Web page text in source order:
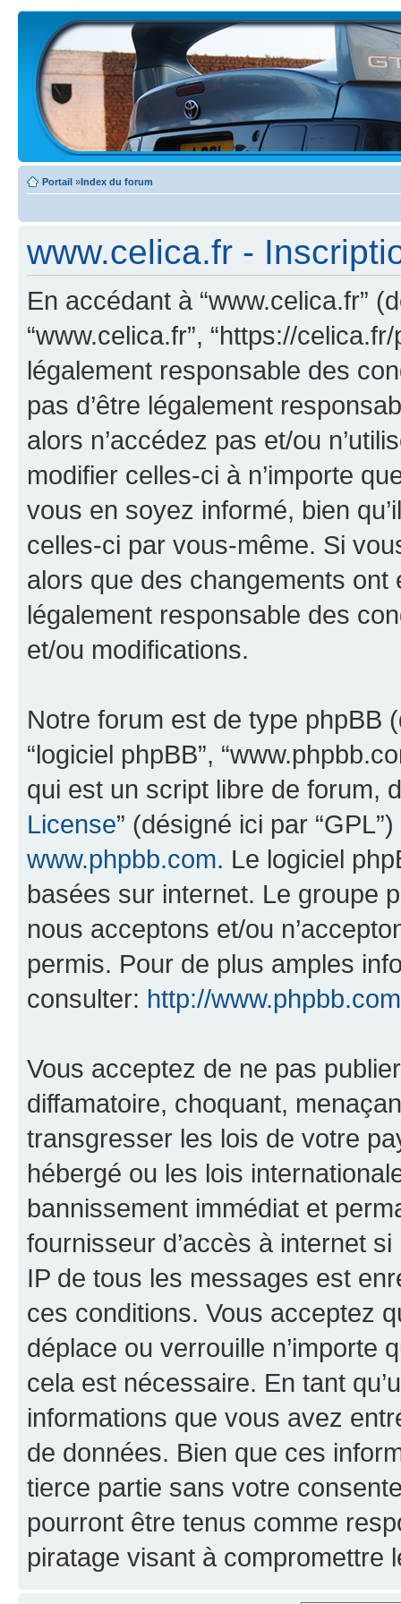
Portail »Index du forum
www.celica.fr -
En accédant à “www.celica.fr”
“www.celica.fr”, “https://
légalement responsable des
pas d’être légalement
alors n’accédez pas et/ou
modifier celles-ci à n’importe
vous en soyez informé, bien
celles-ci par vous-même. Si
alors que des changements ont
légalement responsable des
et/ou modifications.
Notre forum est de type phpBB
“logiciel phpBB”,
qui est un script libre de forum,
License” (désigné ici par
www.phpbb.com. Le logiciel
basées sur internet. Le groupe
nous acceptons et/ou
permis. Pour de plus amples
consulter: http://
Vous acceptez de ne pas
diffamatoire, choquant,
transgresser les lois de votre
hébergé ou les lois
bannissement immédiat et
fournisseur d’accès à internet
IP de tous les messages est
ces conditions. Vous acceptez
déplace ou verrouille n’importe
cela est nécessaire. En tant
informations que vous avez
de données. Bien que ces
tierce partie sans votre
pourront être tenus comme
piratage visant à compromettre